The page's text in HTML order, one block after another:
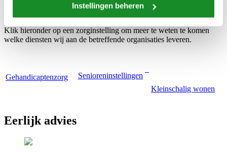
Instellingen beheren
Soorten zorginstellingen
Klik hieronder op een zorginstelling om meer te weten te komen
welke diensten wij aan de betreffende organisaties leveren.
Gehandicaptenzorg
Senioreninstellingen
Kleinschalig wonen
Eerlijk advies